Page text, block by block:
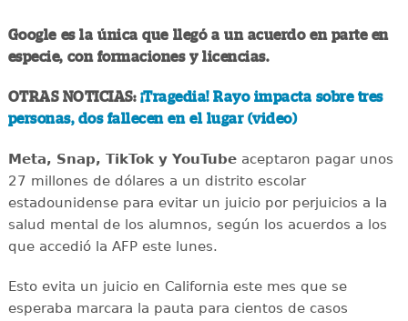
Google es la única que llegó a un acuerdo en parte en
especie, con formaciones y licencias.
OTRAS NOTICIAS: ¡Tragedia! Rayo impacta sobre tres
personas, dos fallecen en el lugar (video)
Meta, Snap, TikTok y YouTubeaceptaron pagar unos
27 millones de dólares a un distrito escolar
estadounidense para evitar un juicio por perjuicios a la
salud mental de los alumnos, según los acuerdos a los
que accedió la AFP este lunes.
Esto evita un juicio en California este mes que se
esperaba marcara la pauta para cientos de casos